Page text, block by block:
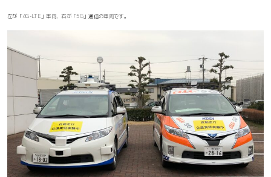
左が「4G-LTE」車両、右が「5G」通信の車両です。